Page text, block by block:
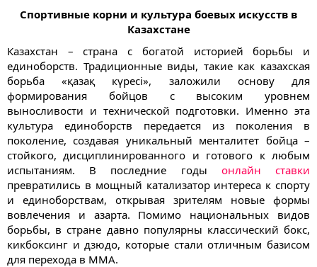
Спортивные корни и культура боевых искусств в
Казахстане
Казахстан – страна с богатой историей борьбы и
единоборств. Традиционные виды, такие как казахская
борьба «қазақ күресі», заложили основу для
формирования бойцов с высоким уровнем
выносливости и технической подготовки. Именно эта
культура единоборств передается из поколения в
поколение, создавая уникальный менталитет бойца –
стойкого, дисциплинированного и готового к любым
испытаниям. В последние годы онлайн ставки
превратились в мощный катализатор интереса к спорту
и единоборствам, открывая зрителям новые формы
вовлечения и азарта. Помимо национальных видов
борьбы, в стране давно популярны классический бокс,
кикбоксинг и дзюдо, которые стали отличным базисом
для перехода в ММА.